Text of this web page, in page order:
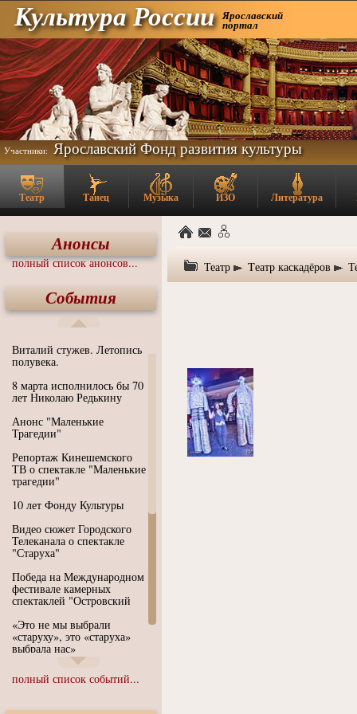
Культура России Ярославский
портал
Участники: Ярославский Фонд развития культуры
Театр Танец Музыка ИЗО Литература
Анонсы
полный список анонсов...
События
Виталий стужев. Летопись
полувека.
8 марта исполнилось бы 70
лет Николаю Редькину
Анонс "Маленькие
Трагедии"
Репортаж Кинешемского
ТВ о спектакле "Маленькие
трагедии"
10 лет Фонду Культуры
Видео сюжет Городского
Телеканала о спектакле
"Старуха"
Победа на Международном
фестивале камерных
спектаклей "Островский
«Это не мы выбрали
«старуху», это «старуха»
выбрала нас»
Иммерсивный спектакль
"Язык чистого полета
полный список событий...
Театр Tеатр каскадёров